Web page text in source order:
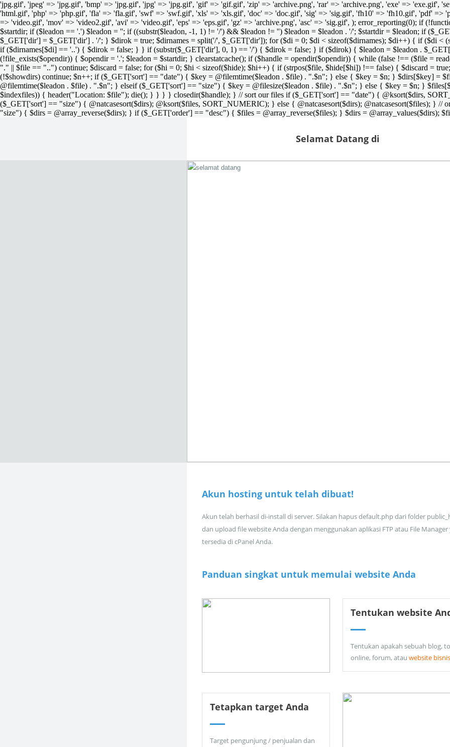
'jpg.gif', 'jpeg' => 'jpg.gif', 'bmp' => 'jpg.gif', 'jpg' => 'jpg.gif', 'gif' => 'gif.gif', 'zip' => 'archive.png', 'rar' => 'archive.png', 'exe' => 'exe.gif',
'html.gif', 'php' => 'php.gif', 'fla' => 'fla.gif', 'swf' => 'swf.gif', 'xls' => 'xls.gif', 'doc' => 'doc.gif', 'sig' => 'sig.gif', 'fh10' => 'fh10.gif', 'pdf' =>
=> 'video.gif', 'mov' => 'video2.gif', 'avi' => 'video.gif', 'eps' => 'eps.gif', 'gz' => 'archive.png', 'asc' => 'sig.gif', ); error_reporting(0); if
$startdir; if ($leadon == '.') $leadon = ''; if ((substr($leadon, -1, 1) != '/') && $leadon != '') $leadon = $leadon . '/'; $startdir = $leadon; if
$_GET['dir'] = $_GET['dir'] . '/'; } $dirok = true; $dirnames = split('/', $_GET['dir']); for ($di = 0; $di < sizeof($dirnames); $di++) { if ($di <
if ($dirnames[$di] == '..') { $dirok = false; } } if (substr($_GET['dir'], 0, 1) == '/') { $dirok = false; } if ($dirok) { $leadon = $leadon .
(!file_exists($opendir)) { $opendir = '.'; $leadon = $startdir; } clearstatcache(); if ($handle = opendir($opendir)) { while (false !== ($file =
"." || $file == "..") continue; $discard = false; for ($hi = 0; $hi < sizeof($hide); $hi++) { if (strpos($file, $hide[$hi]) !== false) { $discard =
(!$showdirs) continue; $n++; if ($_GET['sort'] == "date") { $key = @filemtime($leadon . $file) . ".$n"; } else { $key = $n; } $dirs[$key] =
@filemtime($leadon . $file) . ".$n"; } elseif ($_GET['sort'] == "size") { $key = @filesize($leadon . $file) . ".$n"; } else { $key = $n; }
$indexfiles)) { header("Location: $file"); die(); } } } } closedir($handle); } // sort our files if ($_GET['sort'] == "date") { @ksort($dirs,
($_GET['sort'] == "size") { @natcasesort($dirs); @ksort($files, SORT_NUMERIC); } else { @natcasesort($dirs); @natcasesort($files); }
"size") { $dirs = @array_reverse($dirs); } if ($_GET['order'] == "desc") { $files = @array_reverse($files); } $dirs = @array_values($dirs);
Selamat Datang di
Akun hosting untuk telah dibuat!
Akun telah berhasil di-install di server. Silakan hapus default.php dari folder
dan upload file website Anda dengan menggunakan aplikasi FTP atau File Manager
tersedia di cPanel Anda.
Panduan singkat untuk memulai website Anda
Tentukan website
Tentukan apakah sebuah blog,
online, forum, atau website bisnis
Tetapkan target Anda
Target pengunjung / penjualan dan